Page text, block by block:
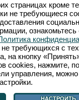
страницах кроме
не требующиеся
требующихся с
на кнопку
cookies, нажмите,
управления,
НАСТРОИТЬ